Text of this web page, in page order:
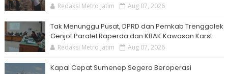
Redaksi Metro Jatim Aug 07, 2026
Tak Menunggu Pusat, DPRD dan Pemkab Trenggalek
Genjot Paralel Raperda dan KBAK Kawasan Karst
Redaksi Metro Jatim Aug 07, 2026
Kapal Cepat Sumenep Segera Beroperasi